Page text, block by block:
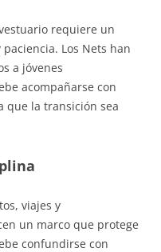
requiere un
Los Nets han
a jóvenes
acompañarse con
que la transición sea
viajes y
un marco que protege
confundirse con